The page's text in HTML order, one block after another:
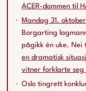
ACER-dommen til
Mandag 31.
Borgarting
pågikk én uke. Nei
en dramatisk
vitner forklarte seg
Oslo tingrett